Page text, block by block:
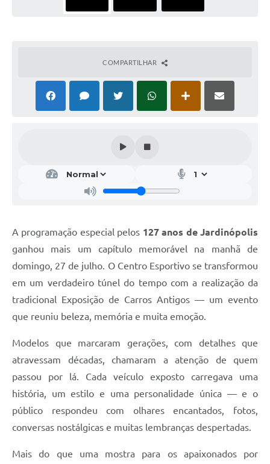
COMPARTILHAR
A programação especial pelos 127 anos de Jardinópolis
ganhou mais um capítulo memorável na manhã de
domingo, 27 de julho. O Centro Esportivo se transformou
em um verdadeiro túnel do tempo com a realização da
tradicional Exposição de Carros Antigos — um evento
que reuniu beleza, memória e muita emoção.
Modelos que marcaram gerações, com detalhes que
atravessam décadas, chamaram a atenção de quem
passou por lá. Cada veículo exposto carregava uma
história, um estilo e uma personalidade única — e o
público respondeu com olhares encantados, fotos,
conversas nostálgicas e muitas lembranças despertadas.
Mais do que uma mostra para os apaixonados por